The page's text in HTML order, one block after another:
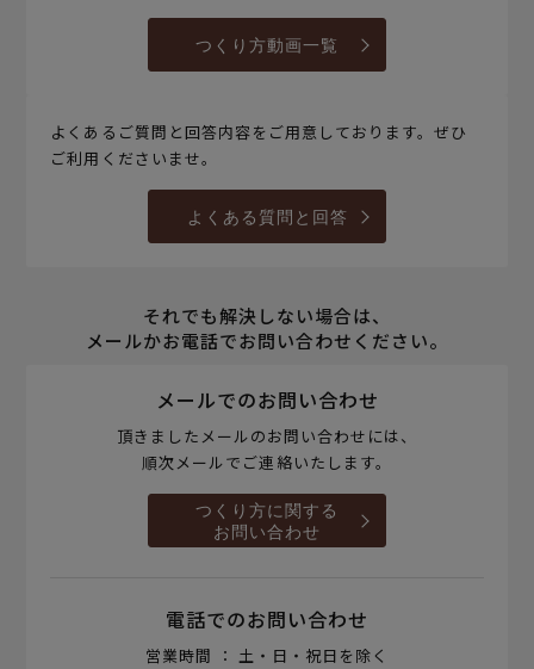
つくり方動画一覧
よくあるご質問と回答内容をご用意しております。ぜひ
ご利用くださいませ。
よくある質問と回答
それでも解決しない場合は、
メールかお電話でお問い合わせください。
メールでのお問い合わせ
頂きましたメールのお問い合わせには、
順次メールでご連絡いたします。
つくり方に関する
お問い合わせ
電話でのお問い合わせ
営業時間 ： 土・日・祝日を除く